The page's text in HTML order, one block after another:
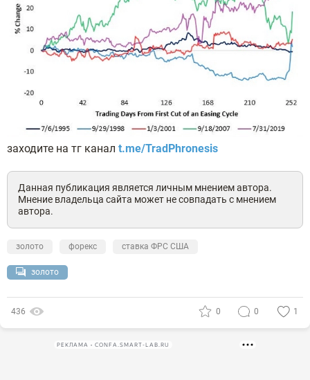
заходите на тг канал t.me/TradPhronesis
Данная публикация является личным мнением автора.
Мнение владельца сайта может не совпадать с мнением
автора.
золото форекс ставка ФРС США
золото
436 0 0 1
РЕКЛАМА • CONFA.SMART-LAB.RU